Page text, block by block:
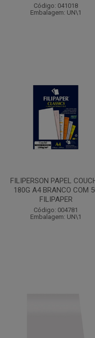
Código: 041018
Embalagem: UN\1
FILIPERSON PAPEL
180G A4 BRANCO COM
FILIPAPER
Código: 004781
Embalagem: UN\1